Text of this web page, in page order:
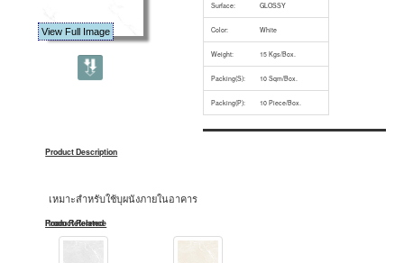
Surface: GLOSSY
Color: White
Weight: 15 Kgs/Box.
Packing(S): 10 Sqm/Box.
Packing(P): 10 Piece/Box.
Product Description
เหมาะสำหรับใช้บุผนังภายในอาคาร
Product Related
Room Reference
View Full Image